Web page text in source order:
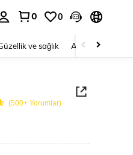
0 0
ve sağlık Ayakkabı
(500+ Yorumlar)